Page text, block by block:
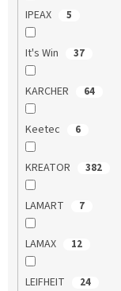
IPEAX 5
It's Win 37
KARCHER 64
Keetec 6
KREATOR 382
LAMART 7
LAMAX 12
LEIFHEIT 24